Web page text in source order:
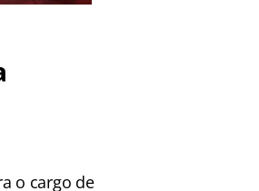
o cargo de